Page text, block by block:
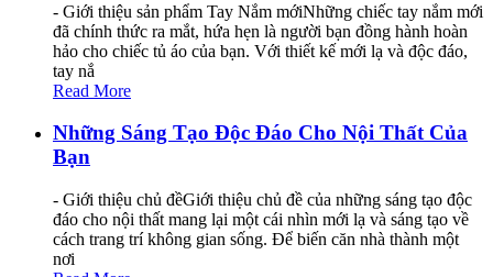
- Giới thiệu sản phẩm Tay Nắm mớiNhững chiếc tay nắm mới
đã chính thức ra mắt, hứa hẹn là người bạn đồng hành hoàn
hảo cho chiếc tủ áo của bạn. Với thiết kế mới lạ và độc đáo,
tay nắ
Read More
Những Sáng Tạo Độc Đáo Cho Nội Thất Của
Bạn
- Giới thiệu chủ đềGiới thiệu chủ đề của những sáng tạo độc
đáo cho nội thất mang lại một cái nhìn mới lạ và sáng tạo về
cách trang trí không gian sống. Để biến căn nhà thành một
nơi